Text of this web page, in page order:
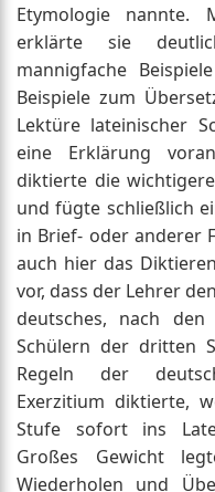
Etymologie nannte.
erklärte sie
mannigfache
Beispiele zum
Lektüre lateinischer
eine Erklärung
diktierte die
und fügte schließlich
in Brief- oder anderer
auch hier das
vor, dass der Lehrer
deutsches, nach
Schülern der dritten
Regeln der
Exerzitium diktierte,
Stufe sofort ins
Großes Gewicht
Wiederholen und